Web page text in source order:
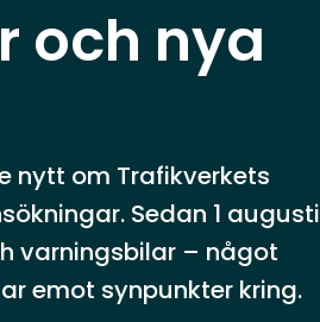
och nya
nytt om Trafikverkets
Sedan 1 augusti
varningsbilar – något
emot synpunkter kring.